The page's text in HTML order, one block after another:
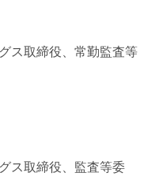
ス取締役、常勤監査等
ス取締役、監査等委